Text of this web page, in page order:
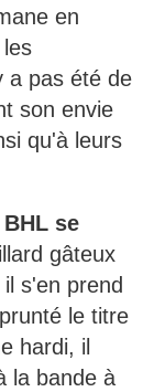
en
a pas été de
son envie
qu'à leurs
BHL se
gâteux
s'en prend
le titre
hardi, il
la bande à